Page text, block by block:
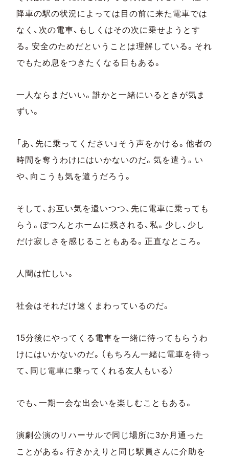
降車の駅の状況によっては目の前に来た電車では
なく、次の電車、もしくはその次に乗せようとす
る。安全のためだということは理解している。それ
でもため息をつきたくなる日もある。
一人ならまだいい。誰かと一緒にいるときが気ま
ずい。
「あ、先に乗ってください」そう声をかける。他者の
時間を奪うわけにはいかないのだ。気を遣う。い
や、向こうも気を遣うだろう。
そして、お互い気を遣いつつ、先に電車に乗っても
らう。ぽつんとホームに残される、私。少し、少し
だけ寂しさを感じることもある。正直なところ。
人間は忙しい。
社会はそれだけ速くまわっているのだ。
15分後にやってくる電車を一緒に待ってもらうわ
けにはいかないのだ。（もちろん一緒に電車を待っ
て、同じ電車に乗ってくれる友人もいる）
でも、一期一会な出会いを楽しむこともある。
演劇公演のリハーサルで同じ場所に3か月通った
ことがある。行きかえりと同じ駅員さんに介助を